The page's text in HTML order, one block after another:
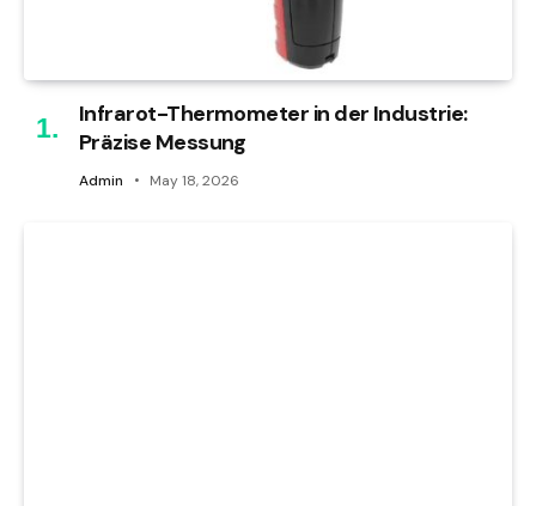
Infrarot-Thermometer in der Industrie:
Präzise Messung
Admin May 18, 2026